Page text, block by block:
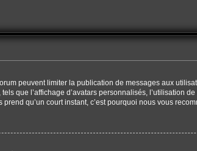
peuvent limiter la publication de messages aux
que l’affichage d’avatars personnalisés, l’utilisation
qu’un court instant, c’est pourquoi nous vous